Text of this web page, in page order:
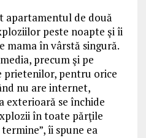
apartamentul de două
peste noapte şi îi
mama în vârstă singură.
precum şi pe
prietenilor, pentru orice
nu are internet,
exterioară se închide
în toate părţile
îi spune ea